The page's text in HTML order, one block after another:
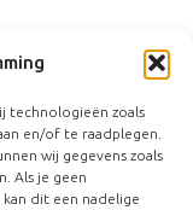
technologieën zoals
en/of te raadplegen.
wij gegevens zoals
Als je geen
dit een nadelige
Wienen-tijdperk